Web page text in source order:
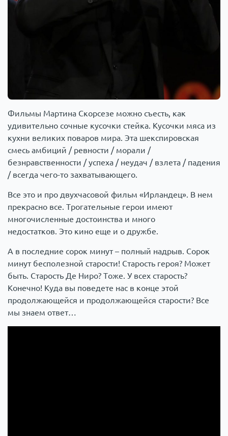
Фильмы Мартина Скорсезе можно съесть, как
удивительно сочные кусочки стейка. Кусочки мяса из
кухни великих поваров мира. Эта шекспировская
смесь амбиций / ревности / морали /
безнравственности / успеха / неудач / взлета / падения
/ всегда чего-то захватывающего.
Все это и про двухчасовой фильм «Ирландец». В нем
прекрасно все. Трогательные герои имеют
многочисленные достоинства и много
недостатков. Это кино еще и о дружбе.
А в последние сорок минут – полный надрыв. Сорок
минут бесполезной старости! Старость героя? Может
быть. Старость Де Ниро? Тоже. У всех старость?
Конечно! Куда вы поведете нас в конце этой
продолжающейся и продолжающейся старости? Все
мы знаем ответ…